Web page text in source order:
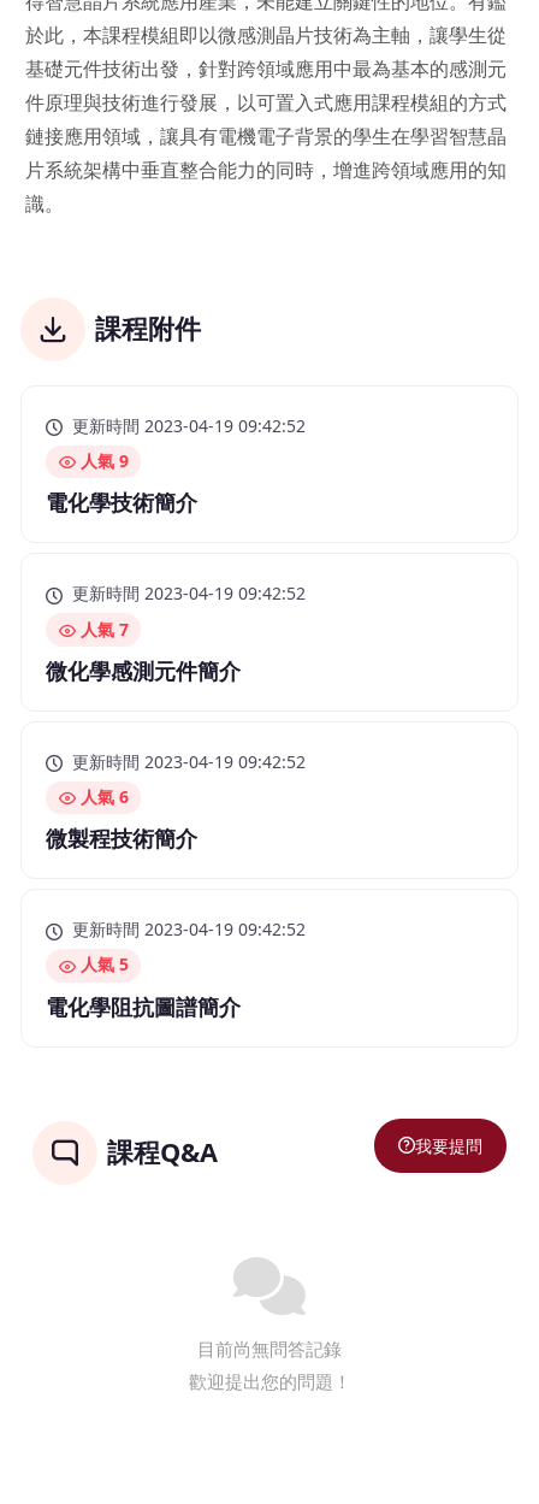
於此，本課程模組即以微感測晶片技術為主軸，讓學生從
基礎元件技術出發，針對跨領域應用中最為基本的感測元
件原理與技術進行發展，以可置入式應用課程模組的方式
鏈接應用領域，讓具有電機電子背景的學生在學習智慧晶
片系統架構中垂直整合能力的同時，增進跨領域應用的知
識。
課程附件
更新時間 2023-04-19 09:42:52
人氣 9
電化學技術簡介
更新時間 2023-04-19 09:42:52
人氣 7
微化學感測元件簡介
更新時間 2023-04-19 09:42:52
人氣 6
微製程技術簡介
更新時間 2023-04-19 09:42:52
人氣 5
電化學阻抗圖譜簡介
課程Q&A 我要提問
目前尚無問答記錄
歡迎提出您的問題！